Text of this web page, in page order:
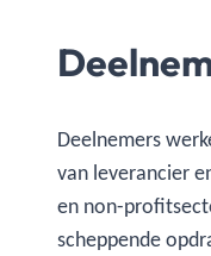
Deelnemers
van leverancier
en non-
scheppende